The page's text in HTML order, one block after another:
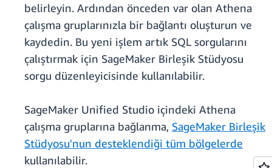
belirleyin. Ardından önceden var olan Athena
çalışma gruplarınızla bir bağlantı oluşturun ve
kaydedin. Bu yeni işlem artık SQL sorgularını
çalıştırmak için SageMaker Birleşik Stüdyosu
sorgu düzenleyicisinde kullanılabilir.
SageMaker Unified Studio içindeki Athena
çalışma gruplarına bağlanma, SageMaker Birleşik
Stüdyosu'nun desteklendiği tüm bölgelerde
kullanılabilir.